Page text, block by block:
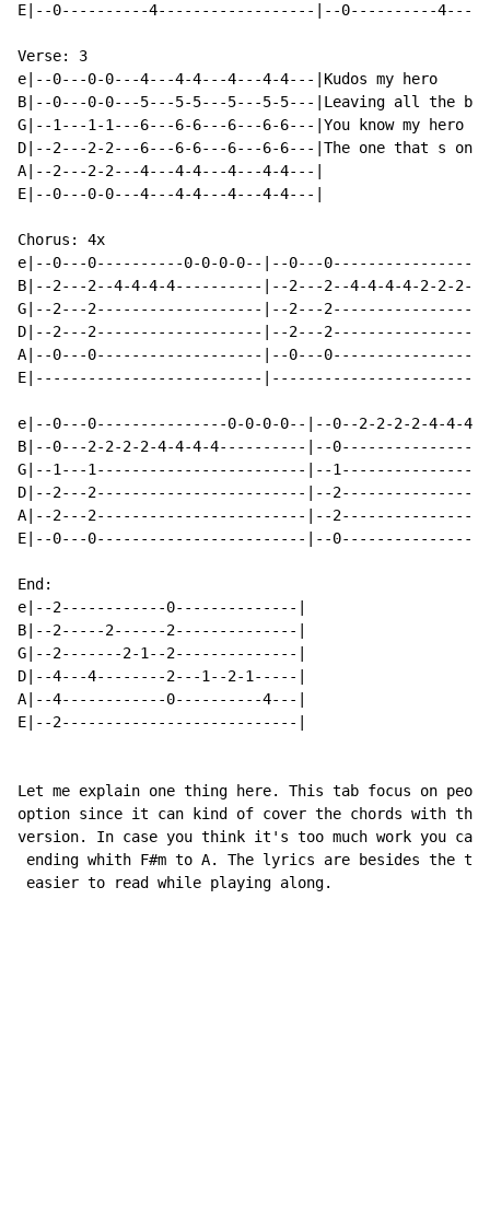
E|--0----------4------------------|--0----------
Verse: 3
e|--0---0-0---4---4-4---4---4-4---|Kudos my hero
B|--0---0-0---5---5-5---5---5-5---|Leaving all the
G|--1---1-1---6---6-6---6---6-6---|You know my hero
D|--2---2-2---6---6-6---6---6-6---|The one that s on
A|--2---2-2---4---4-4---4---4-4---|
E|--0---0-0---4---4-4---4---4-4---|
Chorus: 4x
e|--0---0----------0-0-0-0--|--0---0-------------------
B|--2---2--4-4-4-4----------|--2---2--4-4-4-4-2-2-2-2--
G|--2---2-------------------|--2---2-------------------
D|--2---2-------------------|--2---2-------------------
A|--0---0-------------------|--0---
E|--------------------------
e|--0---0---------------0-0-0-0--|--0--2-2-2-2-4-4-
B|--0---2-2-2-2-4-4-4-4----------|--
G|--1---1------------------------|--
D|--2---2------------------------|--
A|--2---2------------------------|--
E|--0---0------------------------|--
End:
e|--2------------0--------------|
B|--2-----2------2--------------|
G|--2-------2-1--2--------------|
D|--4---4--------2---1--2-1-----|
A|--4------------0----------4---|
E|--2---------------------------|
Let me explain one thing here. This tab focus on
option since it can kind of cover the chords with
version. In case you think it's too much work you can
ending whith F#m to A. The lyrics are besides the
easier to read while playing along.